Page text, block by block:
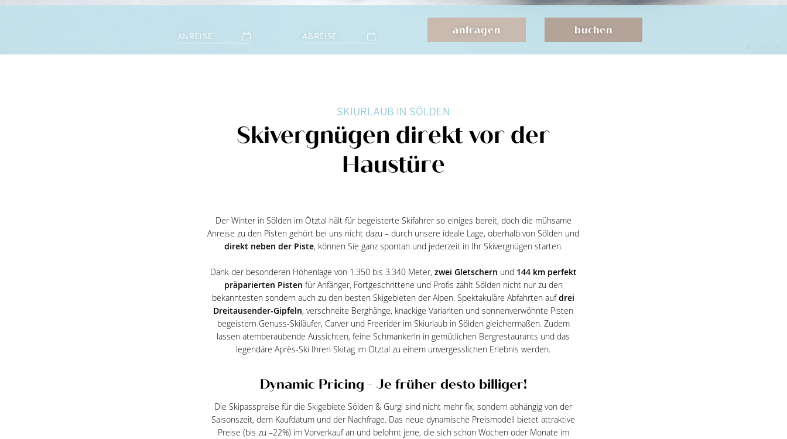
ANREISE ABREISE anfragen buchen
SKIURLAUB IN SÖLDEN
Skivergnügen direkt vor der
Haustüre
Der Winter in Sölden im Ötztal hält für begeisterte Skifahrer so einiges bereit, doch die mühsame
Anreise zu den Pisten gehört bei uns nicht dazu – durch unsere ideale Lage, oberhalb von Sölden und
direkt neben der Piste, können Sie ganz spontan und jederzeit in Ihr Skivergnügen starten.
Dank der besonderen Höhenlage von 1.350 bis 3.340 Meter, zwei Gletschern und 144 km perfekt
präparierten Pisten für Anfänger, Fortgeschrittene und Profis zählt Sölden nicht nur zu den
bekanntesten sondern auch zu den besten Skigebieten der Alpen. Spektakuläre Abfahrten aufdrei
Dreitausender-Gipfeln, verschneite Berghänge, knackige Varianten und sonnenverwöhnte Pisten
begeistern Genuss-Skiläufer, Carver und Freerider im Skiurlaub in Sölden gleichermaßen. Zudem
lassen atemberaubende Aussichten, feine Schmankerln in gemütlichen Bergrestaurants und das
legendäre Après-Ski Ihren Skitag im Ötztal zu einem unvergesslichen Erlebnis werden.
Dynamic Pricing - Je früher desto billiger!
Die Skipasspreise für die Skigebiete Sölden & Gurgl sind nicht mehr fix, sondern abhängig von der
Saisonszeit, dem Kaufdatum und der Nachfrage. Das neue dynamische Preismodell bietet attraktive
Preise (bis zu –22%) im Vorverkauf an und belohnt jene, die sich schon Wochen oder Monate im